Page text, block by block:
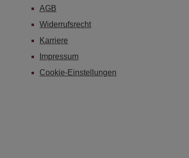
AGB
Widerrufsrecht
Karriere
Impressum
Cookie-Einstellungen